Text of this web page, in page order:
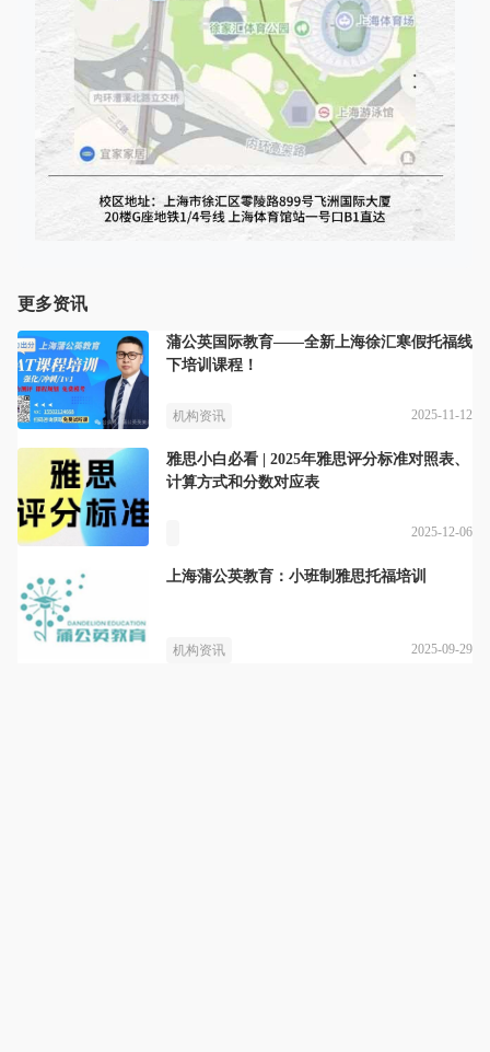
更多资讯
蒲公英国际教育——全新上海徐汇寒假托福线
下培训课程！
机构资讯 2025-11-12
雅思小白必看 | 2025年雅思评分标准对照表、
计算方式和分数对应表
2025-12-06
上海蒲公英教育：小班制雅思托福培训
机构资讯 2025-09-29